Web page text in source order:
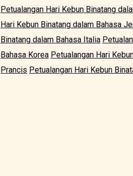
Petualangan Hari Kebun Binatang
Hari Kebun Binatang dalam Bahasa
Binatang dalam Bahasa Italia
Bahasa Korea Petualangan Hari
Prancis Petualangan Hari Kebun